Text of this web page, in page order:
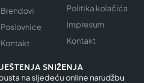
Brendovi
Poslovnice
Kontakt
Politika kolačića
Impresum
Kontakt
SNIŽENJA
na sljedeću online narudžbu